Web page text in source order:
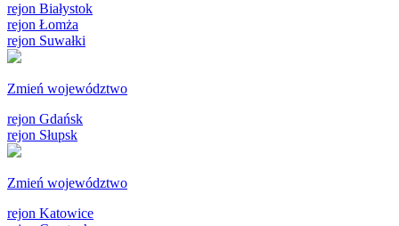
rejon Białystok
rejon Łomża
rejon Suwałki
Zmień województwo
rejon Gdańsk
rejon Słupsk
Zmień województwo
rejon Katowice